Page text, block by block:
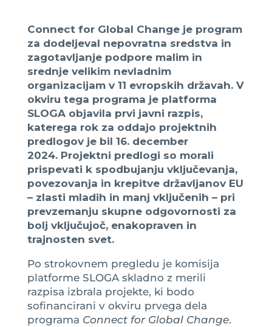
Connect for Global Change je program
za dodeljeval nepovratna sredstva in
zagotavljanje podpore malim in
srednje velikim nevladnim
organizacijam v 11 evropskih državah. V
okviru tega programa je platforma
SLOGA objavila prvi javni razpis,
katerega rok za oddajo projektnih
predlogov je bil 16. december
2024. Projektni predlogi so morali
prispevati k spodbujanju vključevanja,
povezovanja in krepitve državljanov EU
– zlasti mladih in manj vključenih – pri
prevzemanju skupne odgovornosti za
bolj vključujoč, enakopraven in
trajnosten svet.
Po strokovnem pregledu je komisija
platforme SLOGA skladno z merili
razpisa izbrala projekte, ki bodo
sofinancirani v okviru prvega dela
programa Connect for Global Change.